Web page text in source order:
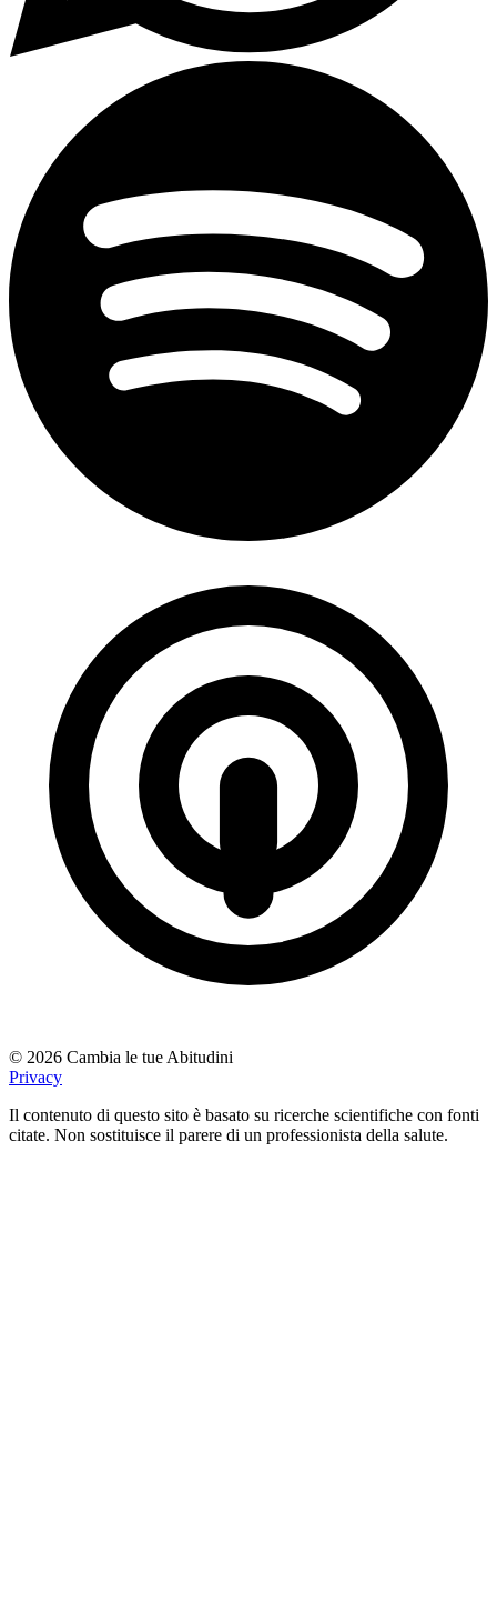
© 2026 Cambia le tue Abitudini
Privacy
Il contenuto di questo sito è basato su ricerche scientifiche con fonti
citate. Non sostituisce il parere di un professionista della salute.